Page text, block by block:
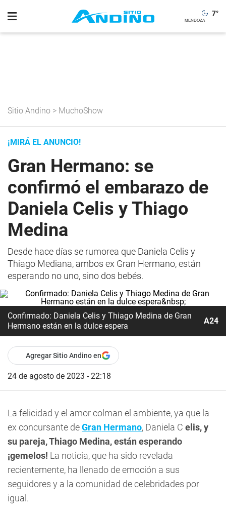
7°
Sitio Andino > MuchoShow
¡MIRÁ EL ANUNCIO!
Gran Hermano: se
confirmó el embarazo de
Daniela Celis y Thiago
Medina
Desde hace días se rumorea que Daniela Celis y
Thiago Mediana, ambos ex Gran Hermano, están
esperando no uno, sino dos bebés.
Confirmado: Daniela Celis y Thiago Medina de Gran
Hermano están en la dulce espera
A24
Agregar Sitio Andino en
24 de agosto de 2023 - 22:18
La felicidad y el amor colman el ambiente, ya que la
ex concursante deGran Hermano, Daniela C elis, y
su pareja, Thiago Medina, están esperando
¡gemelos! La noticia, que ha sido revelada
recientemente, ha llenado de emoción a sus
seguidores y a la comunidad de celebridades por
igual.